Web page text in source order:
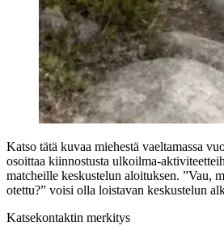
Katso tätä kuvaa miehestä vaeltamassa
osoittaa kiinnostusta ulkoilma-
matcheille keskustelun aloituksen. ”Vau,
otettu?” voisi olla loistavan keskustelun
Katsekontaktin merkitys